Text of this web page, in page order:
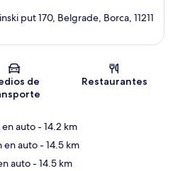
Sección del mapa
put 170, Belgrade, Borca, 11211
de
Restaurantes
en auto- 14.2 km
en auto- 14.5 km
auto- 14.5 km